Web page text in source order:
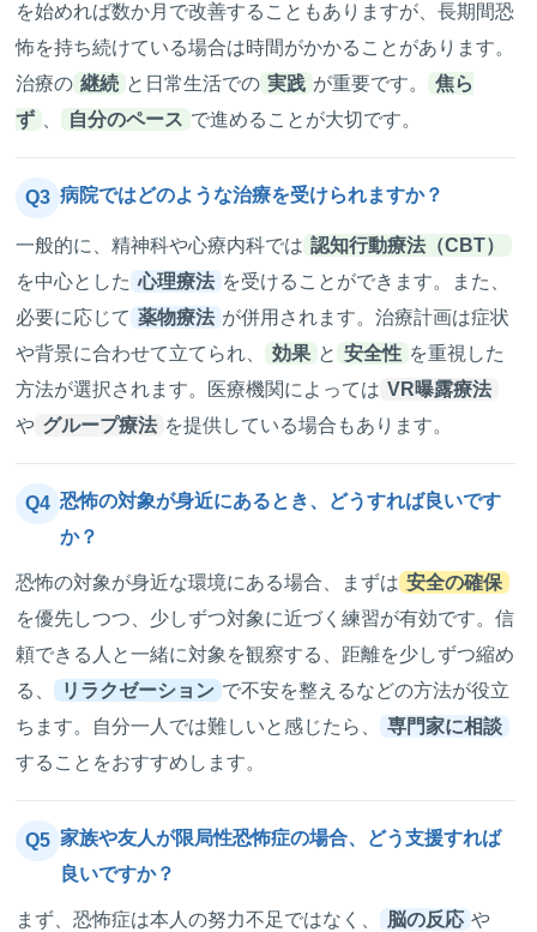
を始めれば数か月で改善することもありますが、長期間恐
怖を持ち続けている場合は時間がかかることがあります。
治療の 継続 と日常生活での 実践 が重要です。
焦ら
ず
自分のペース で進めることが大切です。
Q3 病院ではどのような治療を受けられますか？
一般的に、精神科や心療内科では 認知行動療法（CBT）
を中心とした 心理療法 を受けることができます。また、
必要に応じて 薬物療法 が併用されます。治療計画は症状
や背景に合わせて立てられ、
効果 と 安全性 を重視した
方法が選択されます。医療機関によっては VR曝露療法
や グループ療法 を提供している場合もあります。
Q4 恐怖の対象が身近にあるとき、どうすれば良いです
か？
恐怖の対象が身近な環境にある場合、まずは 安全の確保
を優先しつつ、少しずつ対象に近づく練習が有効です。信
頼できる人と一緒に対象を観察する、距離を少しずつ縮め
る、
リラクゼーション で不安を整えるなどの方法が役立
ちます。自分一人では難しいと感じたら、
専門家に相談
することをおすすめします。
Q5 家族や友人が限局性恐怖症の場合、どう支援すれば
良いですか？
まず、恐怖症は本人の努力不足ではなく、 脳の反応 や